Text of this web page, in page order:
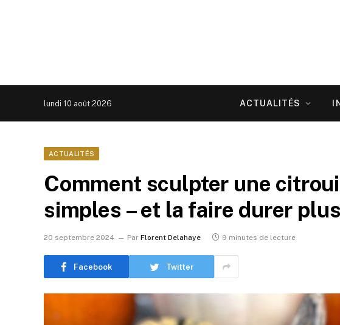
lundi 10 août 2026 ACTUALITÉS
ACTUALITÉS
Comment sculpter une
simples – et la faire durer
20 septembre 2024 Par Florent Delahaye 9 minutes de lecture
Facebook Twitter